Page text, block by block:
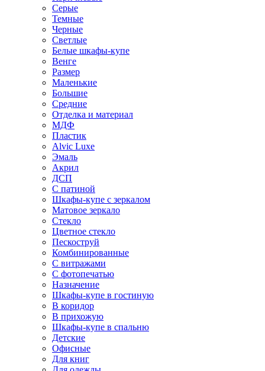
Серые
Темные
Черные
Светлые
Белые шкафы-купе
Венге
Размер
Маленькие
Большие
Средние
Отделка и материал
МДФ
Пластик
Alvic Luxe
Эмаль
Акрил
ДСП
С патиной
Шкафы-купе с зеркалом
Матовое зеркало
Стекло
Цветное стекло
Пескоструй
Комбинированные
С витражами
С фотопечатью
Назначение
Шкафы-купе в гостиную
В коридор
В прихожую
Шкафы-купе в спальню
Детские
Офисные
Для книг